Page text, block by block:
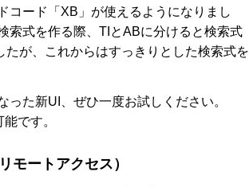
コード「XB」が使えるようになりまし
索式を作る際、TIとABに分けると検索式
が、これからはすっきりとした検索式を
た新UI、ぜひ一度お試しください。
です。
モートアクセス）